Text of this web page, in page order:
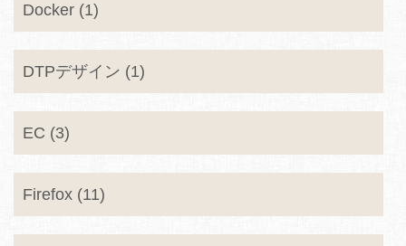
Docker (1)
DTPデザイン (1)
EC (3)
Firefox (11)